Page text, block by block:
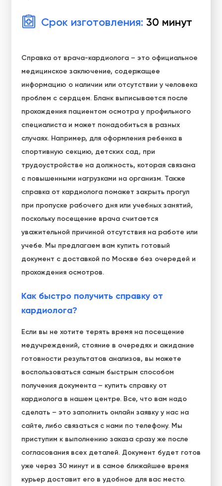
Срок изготовления: 30 минут
Справка от врача-кардиолога – это официальное
медицинское заключение, содержащее
информацию о наличии или отсутствии у человека
проблем с сердцем. Бланк выписывается после
прохождения пациентом осмотра у профильного
специалиста и может понадобиться в разных
случаях. Например, для оформления ребенка в
спортивную секцию, детских сад, при
трудоустройстве на должность, которая связана
с повышенными нагрузками на организм. Также
справка от кардиолога поможет закрыть прогул
при пропуске рабочего дня или учебных занятий,
поскольку посещение врача считается
уважительной причиной отсутствия на работе или
учебе. Мы предлагаем вам купить готовый
документ с доставкой по Москве без очередей и
прохождения осмотров.
Как быстро получить справку от
кардиолога?
Если вы не хотите терять время на посещение
медучреждений, стояние в очередях и ожидание
готовности результатов анализов, вы можете
воспользоваться самым быстрым способом
получения документа – купить справку от
кардиолога в нашем центре. Все, что вам надо
сделать – это заполнить онлайн заявку у нас на
сайте, либо связаться с нами по телефону. Мы
приступим к выполнению заказа сразу же после
согласования всех деталей. Документ будет готов
уже через 30 минут и в самое ближайшее время
курьер доставит его в удобное для вас место.